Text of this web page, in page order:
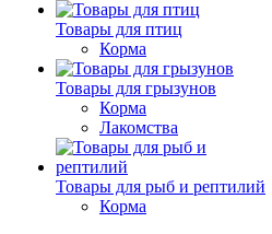
Товары для птиц
Корма
Товары для грызунов
Корма
Лакомства
Товары для рыб и рептилий
Корма